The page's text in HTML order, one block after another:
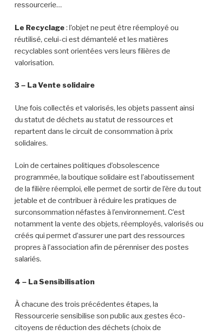
ressourcerie…
Le Recyclage : l’objet ne peut être réemployé ou
réutilisé, celui-ci est démantelé et les matières
recyclables sont orientées vers leurs filières de
valorisation.
3 – La Vente solidaire
Une fois collectés et valorisés, les objets passent ainsi
du statut de déchets au statut de ressources et
repartent dans le circuit de consommation à prix
solidaires.
Loin de certaines politiques d’obsolescence
programmée, la boutique solidaire est l’aboutissement
de la filière réemploi, elle permet de sortir de l’ère du tout
jetable et de contribuer à réduire les pratiques de
surconsommation néfastes à l’environnement. C’est
notamment la vente des objets, réemployés, valorisés ou
créés qui permet d’assurer une part des ressources
propres à l’association afin de pérenniser des postes
salariés.
4 – La Sensibilisation
À chacune des trois précédentes étapes, la
Ressourcerie sensibilise son public aux gestes éco-
citoyens de réduction des déchets (choix de